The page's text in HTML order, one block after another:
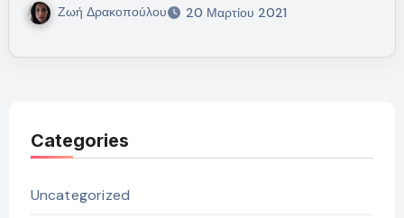
Ζωή Δρακοπούλου 20 Μαρτίου 2021
Categories
Uncategorized